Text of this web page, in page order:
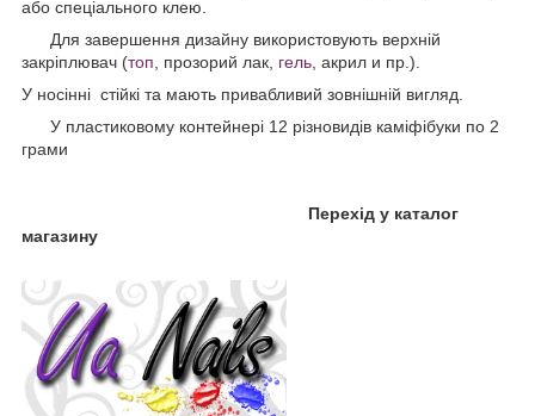
або спеціального клею.
Для завершення дизайну використовують верхній
закріплювач (топ , прозорий лак, гель , акрил и пр.).
У носінні стійкі та мають привабливий зовнішній вигляд.
У пластиковому контейнері 12 різновидів каміфібуки по 2
грами
Перехід у каталог
магазину